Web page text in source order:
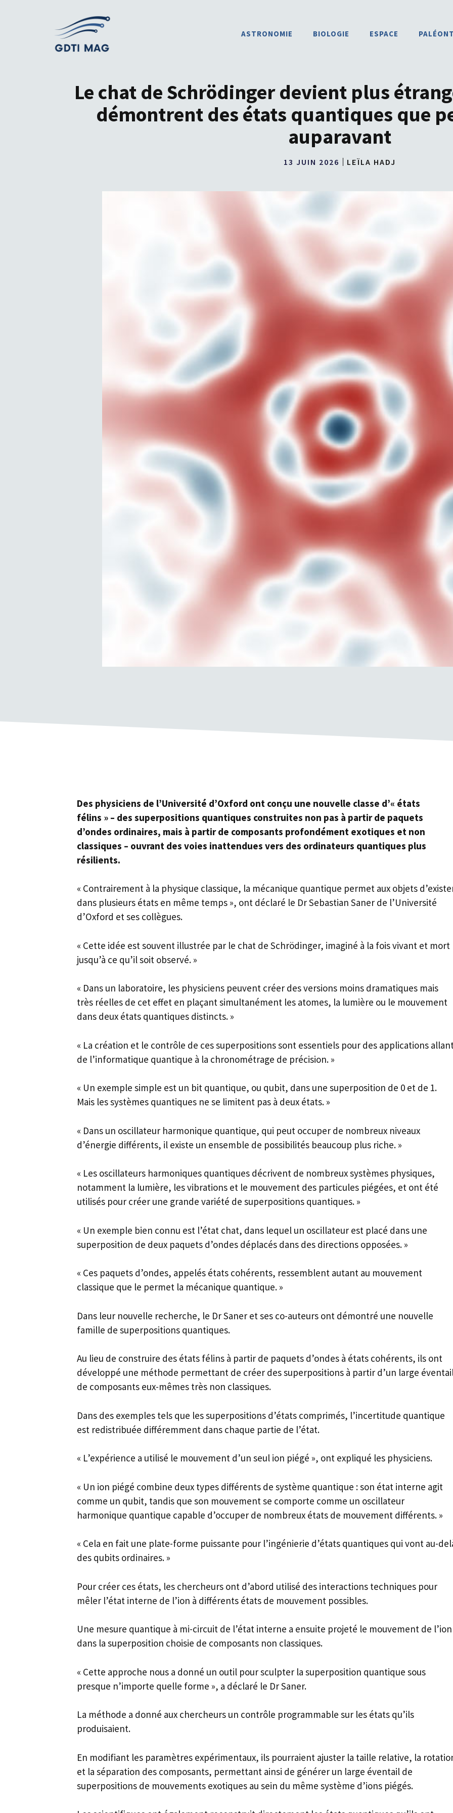
ASTRONOMIE BIOLOGIE ESPACE
Le chat de Schrödinger devient plus
démontrent des états quantiques que
auparavant
13 JUIN 2026 LEÏLA HADJ
Des physiciens de l’Université d’Oxford ont conçu une nouvelle classe d’« états
félins » – des superpositions quantiques construites non pas à partir de paquets
d’ondes ordinaires, mais à partir de composants profondément exotiques et non
classiques – ouvrant des voies inattendues vers des ordinateurs quantiques plus
résilients.
« Contrairement à la physique classique, la mécanique quantique permet aux objets
dans plusieurs états en même temps », ont déclaré le Dr Sebastian Saner de l’Université
d’Oxford et ses collègues.
« Cette idée est souvent illustrée par le chat de Schrödinger, imaginé à la fois vivant et mort
jusqu’à ce qu’il soit observé. »
« Dans un laboratoire, les physiciens peuvent créer des versions moins dramatiques mais
très réelles de cet effet en plaçant simultanément les atomes, la lumière ou le mouvement
dans deux états quantiques distincts. »
« La création et le contrôle de ces superpositions sont essentiels pour des applications
de l’informatique quantique à la chronométrage de précision. »
« Un exemple simple est un bit quantique, ou qubit, dans une superposition de 0 et de 1.
Mais les systèmes quantiques ne se limitent pas à deux états. »
« Dans un oscillateur harmonique quantique, qui peut occuper de nombreux niveaux
d’énergie différents, il existe un ensemble de possibilités beaucoup plus riche. »
« Les oscillateurs harmoniques quantiques décrivent de nombreux systèmes physiques,
notamment la lumière, les vibrations et le mouvement des particules piégées, et ont été
utilisés pour créer une grande variété de superpositions quantiques. »
« Un exemple bien connu est l’état chat, dans lequel un oscillateur est placé dans une
superposition de deux paquets d’ondes déplacés dans des directions opposées. »
« Ces paquets d’ondes, appelés états cohérents, ressemblent autant au mouvement
classique que le permet la mécanique quantique. »
Dans leur nouvelle recherche, le Dr Saner et ses co-auteurs ont démontré une nouvelle
famille de superpositions quantiques.
Au lieu de construire des états félins à partir de paquets d’ondes à états cohérents, ils ont
développé une méthode permettant de créer des superpositions à partir d’un large
de composants eux-mêmes très non classiques.
Dans des exemples tels que les superpositions d’états comprimés, l’incertitude quantique
est redistribuée différemment dans chaque partie de l’état.
« L’expérience a utilisé le mouvement d’un seul ion piégé », ont expliqué les physiciens.
« Un ion piégé combine deux types différents de système quantique : son état interne agit
comme un qubit, tandis que son mouvement se comporte comme un oscillateur
harmonique quantique capable d’occuper de nombreux états de mouvement différents. »
« Cela en fait une plate-forme puissante pour l’ingénierie d’états quantiques qui vont au-
des qubits ordinaires. »
Pour créer ces états, les chercheurs ont d’abord utilisé des interactions techniques pour
mêler l’état interne de l’ion à différents états de mouvement possibles.
Une mesure quantique à mi-circuit de l’état interne a ensuite projeté le mouvement de l’ion
dans la superposition choisie de composants non classiques.
« Cette approche nous a donné un outil pour sculpter la superposition quantique sous
presque n’importe quelle forme », a déclaré le Dr Saner.
La méthode a donné aux chercheurs un contrôle programmable sur les états qu’ils
produisaient.
En modifiant les paramètres expérimentaux, ils pourraient ajuster la taille relative, la
et la séparation des composants, permettant ainsi de générer un large éventail de
superpositions de mouvements exotiques au sein du même système d’ions piégés.